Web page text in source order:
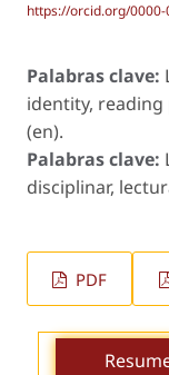
https://orcid.org/0000-
Palabras clave:
identity,
(en).
Palabras clave:
disciplinar,
PDF